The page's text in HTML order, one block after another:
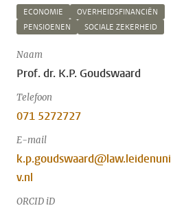
ECONOMIE
OVERHEIDSFINANCIËN
PENSIOENEN
SOCIALE ZEKERHEID
Naam
Prof. dr. K.P. Goudswaard
Telefoon
071 5272727
E-mail
k.p.goudswaard@law.leidenuni
v.nl
ORCID iD